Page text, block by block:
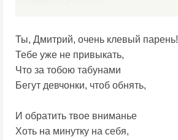
Ты, Дмитрий, очень клевый парень!
Тебе уже не привыкать,
Что за тобою табунами
Бегут девчонки, чтоб обнять,
И обратить твое вниманье
Хоть на минутку на себя,